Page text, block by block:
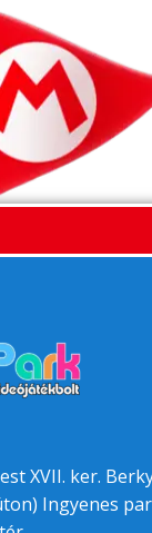
XVII. ker.
Ingyenes